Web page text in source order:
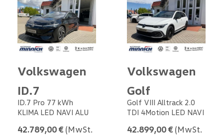
Volkswagen
ID.7
ID.7 Pro 77 kWh
KLIMA LED NAVI ALU
42.789,00 € (MwSt.
Volkswagen
Golf
Golf VIII Alltrack 2.0
TDI 4Motion LED NAVI
42.899,00 € (MwSt.